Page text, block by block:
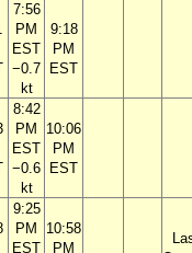
7:56
PM
EST
−0.7
kt
9:18
PM
EST
8:42
PM
EST
−0.6
kt
10:06
PM
EST
9:25
PM
EST
10:58
PM